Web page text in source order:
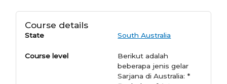
Course details
State South Australia
Course level
Berikut adalah
beberapa jenis gelar
Sarjana di Australia: *